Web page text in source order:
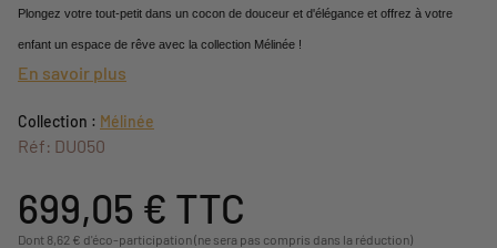
Plongez votre tout-petit dans un cocon de douceur et d'élégance et offrez à votre
enfant un espace de rêve avec la collection Mélinée !
En savoir plus
Collection : Mélinée
Réf: DU050
699,05 € TTC
Dont 8,62 € d'éco-participation (ne sera pas compris dans la réduction)